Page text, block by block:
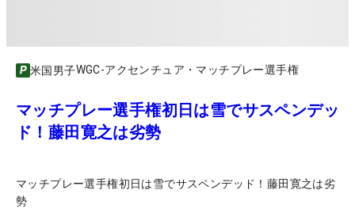
米国男子WGC-アクセンチュア・マッチプレー選手権
マッチプレー選手権初日は雪でサスペンデッ
ド！藤田寛之は劣勢
マッチプレー選手権初日は雪でサスペンデッド！藤田寛之は劣
勢